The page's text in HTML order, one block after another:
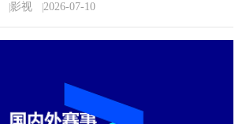
影视 2026-07-10